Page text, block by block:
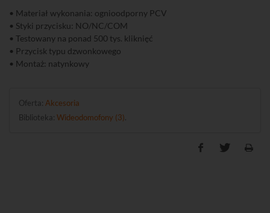
• Materiał wykonania: ognioodporny PCV
• Styki przycisku: NO/NC/COM
• Testowany na ponad 500 tys. kliknięć
• Przycisk typu dzwonkowego
• Montaż: natynkowy
Oferta: Akcesoria
Biblioteka: Wideodomofony (3)